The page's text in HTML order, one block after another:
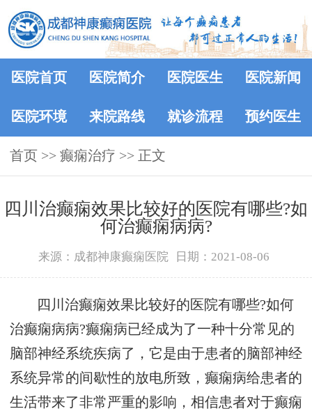
医院首页 医院简介 医院医生 医院新闻
医院环境 来院路线 就诊流程 预约医生
首页 >> 癫痫治疗 >> 正文
​四川治癫痫效果比较好的医院有哪些?如
何治癫痫病病?
来源：成都神康癫痫医院 日期：2021-08-06
四川治癫痫效果比较好的医院有哪些?如何
治癫痫病病?癫痫病已经成为了一种十分常见的
脑部神经系统疾病了，它是由于患者的脑部神经
系统异常的间歇性的放电所致，癫痫病给患者的
生活带来了非常严重的影响，相信患者对于癫痫